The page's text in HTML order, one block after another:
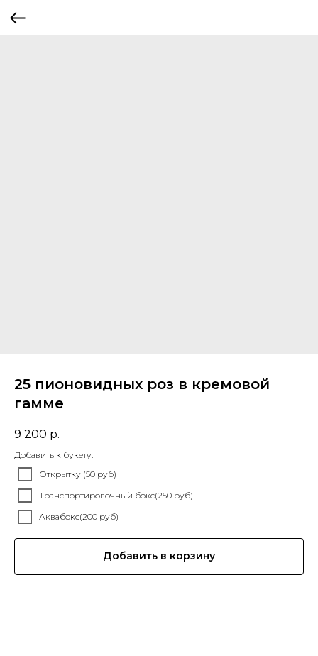
25 пионовидных роз в кремовой
гамме
9 200 р.
Добавить к букету:
Открытку (50 руб)
Транспортировочный бокс(250 руб)
Аквабокс(200 руб)
Добавить в корзину